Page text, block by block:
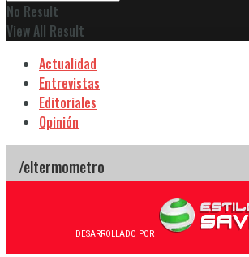
No Result
View All Result
Actualidad
Entrevistas
Editoriales
Opinión
DESARROLLADO POR